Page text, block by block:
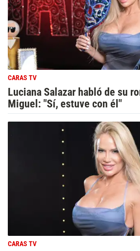
CARAS TV
Luciana Salazar habló de su
Miguel: "Sí, estuve con él"
CARAS TV